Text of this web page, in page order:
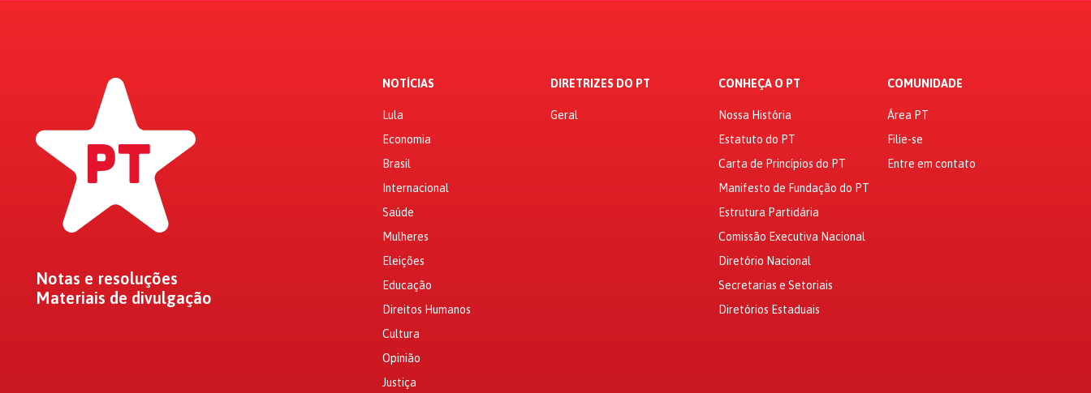
Notas e resoluções
Materiais de divulgação
NOTÍCIAS
Lula
Economia
Brasil
Internacional
Saúde
Mulheres
Eleições
Educação
Direitos Humanos
Cultura
Opinião
Justiça
DIRETRIZES DO PT
Geral
CONHEÇA O PT
Nossa História
Estatuto do PT
Carta de Princípios do PT
Manifesto de Fundação do PT
Estrutura Partidária
Comissão Executiva Nacional
Diretório Nacional
Secretarias e Setoriais
Diretórios Estaduais
COMUNIDADE
Área PT
Filie-se
Entre em contato